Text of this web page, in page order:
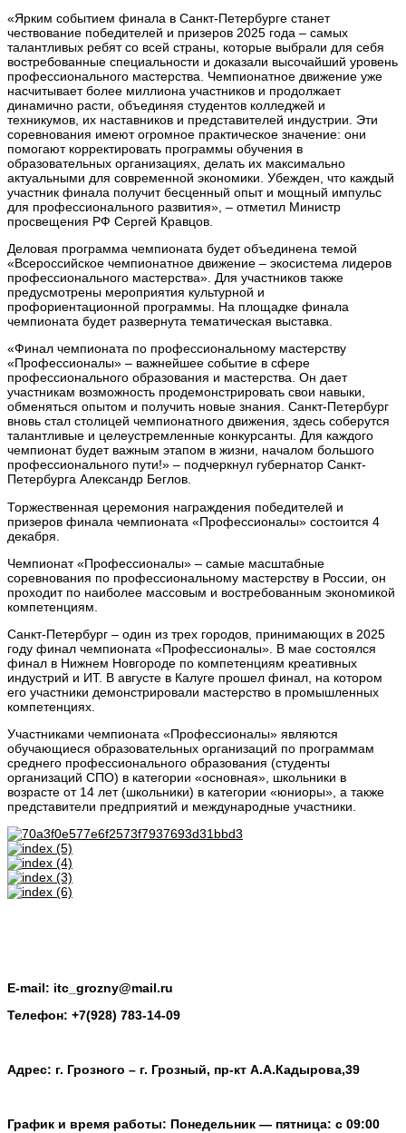
«Ярким событием финала в Санкт-Петербурге станет
чествование победителей и призеров 2025 года – самых
талантливых ребят со всей страны, которые выбрали для себя
востребованные специальности и доказали высочайший уровень
профессионального мастерства. Чемпионатное движение уже
насчитывает более миллиона участников и продолжает
динамично расти, объединяя студентов колледжей и
техникумов, их наставников и представителей индустрии. Эти
соревнования имеют огромное практическое значение: они
помогают корректировать программы обучения в
образовательных организациях, делать их максимально
актуальными для современной экономики. Убежден, что каждый
участник финала получит бесценный опыт и мощный импульс
для профессионального развития», – отметил Министр
просвещения РФ Сергей Кравцов.
Деловая программа чемпионата будет объединена темой
«Всероссийское чемпионатное движение – экосистема лидеров
профессионального мастерства». Для участников также
предусмотрены мероприятия культурной и
профориентационной программы. На площадке финала
чемпионата будет развернута тематическая выставка.
«Финал чемпионата по профессиональному мастерству
«Профессионалы» – важнейшее событие в сфере
профессионального образования и мастерства. Он дает
участникам возможность продемонстрировать свои навыки,
обменяться опытом и получить новые знания. Санкт-Петербург
вновь стал столицей чемпионатного движения, здесь соберутся
талантливые и целеустремленные конкурсанты. Для каждого
чемпионат будет важным этапом в жизни, началом большого
профессионального пути!» – подчеркнул губернатор Санкт-
Петербурга Александр Беглов.
Торжественная церемония награждения победителей и
призеров финала чемпионата «Профессионалы» состоится 4
декабря.
Чемпионат «Профессионалы» – самые масштабные
соревнования по профессиональному мастерству в России, он
проходит по наиболее массовым и востребованным экономикой
компетенциям.
Санкт-Петербург – один из трех городов, принимающих в 2025
году финал чемпионата «Профессионалы». В мае состоялся
финал в Нижнем Новгороде по компетенциям креативных
индустрий и ИТ. В августе в Калуге прошел финал, на котором
его участники демонстрировали мастерство в промышленных
компетенциях.
Участниками чемпионата «Профессионалы» являются
обучающиеся образовательных организаций по программам
среднего профессионального образования (студенты
организаций СПО) в категории «основная», школьники в
возрасте от 14 лет (школьники) в категории «юниоры», а также
представители предприятий и международные участники.
E-mail: itc_grozny@mail.ru
Телефон: +7(928) 783-14-09
Адрес: г. Грозного – г. Грозный, пр-кт А.А.Кадырова,39
График и время работы: Понедельник — пятница: с 09:00